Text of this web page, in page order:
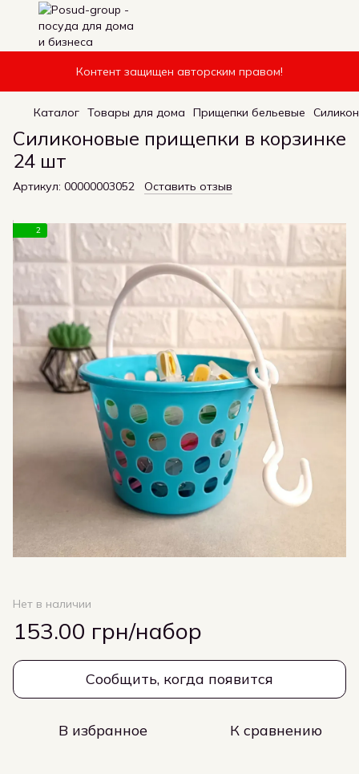
Контент защищен авторским правом!
Каталог Товары для дома Прищепки бельевые
Силиконовые прищепки в корзинке
24 шт
Артикул: 00000003052 Оставить отзыв
2
Нет в наличии
153.00 грн/набор
Сообщить, когда появится
В избранное К сравнению